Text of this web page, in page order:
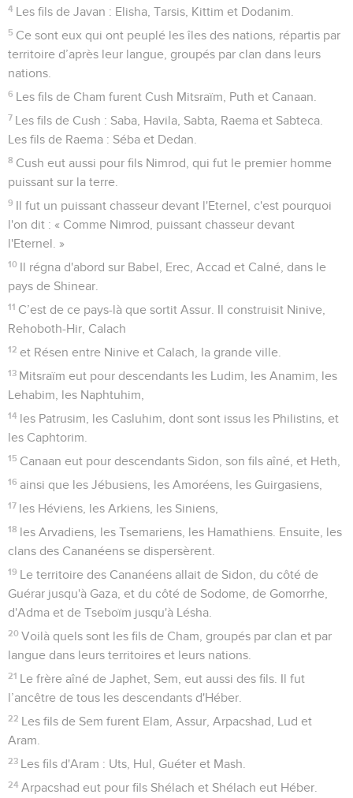
4 Les fils de Javan : Elisha, Tarsis, Kittim et Dodanim.
5 Ce sont eux qui ont peuplé les îles des nations, répartis par
territoire d’après leur langue, groupés par clan dans leurs
nations.
6 Les fils de Cham furent Cush Mitsraïm, Puth et Canaan.
7 Les fils de Cush : Saba, Havila, Sabta, Raema et Sabteca.
Les fils de Raema : Séba et Dedan.
8 Cush eut aussi pour fils Nimrod, qui fut le premier homme
puissant sur la terre.
9 Il fut un puissant chasseur devant l'Eternel, c'est pourquoi
l'on dit : « Comme Nimrod, puissant chasseur devant
l'Eternel. »
10 Il régna d'abord sur Babel, Erec, Accad et Calné, dans le
pays de Shinear.
11 C’est de ce pays-là que sortit Assur. Il construisit Ninive,
Rehoboth-Hir, Calach
12 et Résen entre Ninive et Calach, la grande ville.
13 Mitsraïm eut pour descendants les Ludim, les Anamim, les
Lehabim, les Naphtuhim,
14 les Patrusim, les Casluhim, dont sont issus les Philistins, et
les Caphtorim.
15 Canaan eut pour descendants Sidon, son fils aîné, et Heth,
16 ainsi que les Jébusiens, les Amoréens, les Guirgasiens,
17 les Héviens, les Arkiens, les Siniens,
18 les Arvadiens, les Tsemariens, les Hamathiens. Ensuite, les
clans des Cananéens se dispersèrent.
19 Le territoire des Cananéens allait de Sidon, du côté de
Guérar jusqu'à Gaza, et du côté de Sodome, de Gomorrhe,
d'Adma et de Tseboïm jusqu'à Lésha.
20 Voilà quels sont les fils de Cham, groupés par clan et par
langue dans leurs territoires et leurs nations.
21 Le frère aîné de Japhet, Sem, eut aussi des fils. Il fut
l’ancêtre de tous les descendants d'Héber.
22 Les fils de Sem furent Elam, Assur, Arpacshad, Lud et
Aram.
23 Les fils d'Aram : Uts, Hul, Guéter et Mash.
24 Arpacshad eut pour fils Shélach et Shélach eut Héber.